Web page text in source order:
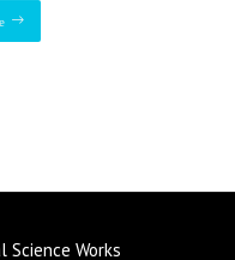
Science Works